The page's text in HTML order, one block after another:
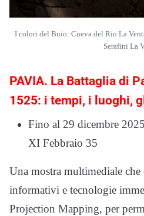
I colori del Buio: Cueva del Rio La
Serafini La
PAVIA. La Battaglia di
1525: i tempi, i luoghi,
Fino al 29 dicembre
XI Febbraio 35
Una mostra multimediale
informativi e tecnologie
Projection Mapping, per